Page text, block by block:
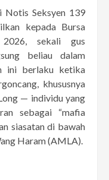
Notis Seksyen 139
kepada Bursa
sekali gus
beliau dalam
ini berlaku ketika
khususnya
— individu yang
sebagai “mafia
siasatan di bawah
Haram (AMLA).